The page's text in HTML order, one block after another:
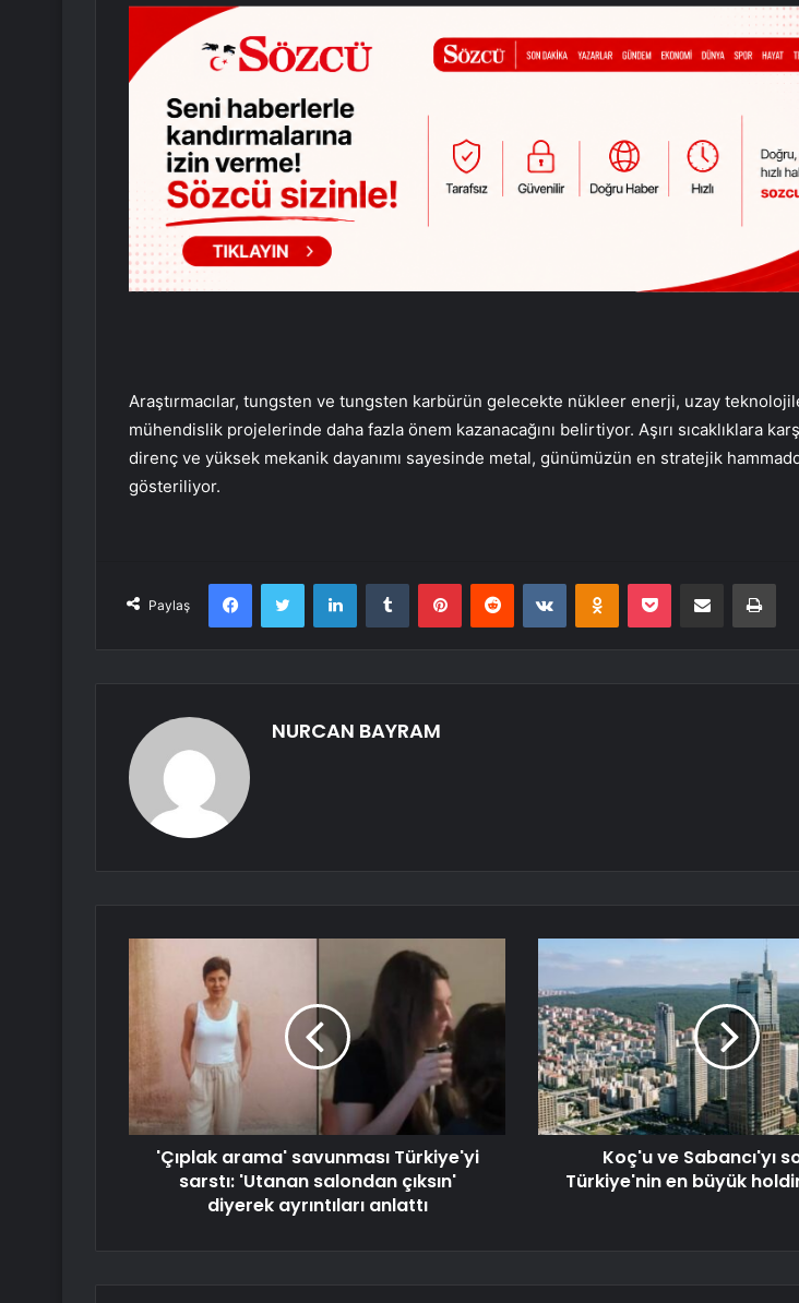
Araştırmacılar, tungsten ve tungsten karbürün gelecekte nükleer enerji, uzay
mühendislik projelerinde daha fazla önem kazanacağını belirtiyor. Aşırı sıcaklıklara
direnç ve yüksek mekanik dayanımı sayesinde metal, günümüzün en stratejik
gösteriliyor.
Paylaş
FacebookTwitter LinkedInTumblr PinterestReddit VKontakteOdnoklassniki
Pocket E-Posta ile paylaş
NURCAN BAYRAM
'Çıplak arama' savunması Türkiye'yi
sarstı: 'Utanan salondan çıksın'
diyerek ayrıntıları anlattı
Koç'u ve Sabancı'yı
Türkiye'nin en büyük